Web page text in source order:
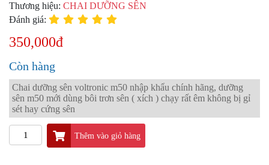
ĐỒ
CHƠI
PG1
PHỤ
KIỆN
YAMAHA
PG-
1
CẢNG
GIVI
Thương hiệu: CHAI DƯỠNG SÊN
Đánh giá:
350,000đ
Còn hàng
Chai dưỡng sên voltronic m50 nhập khẩu chính hãng, dưỡng
sên m50 mới dùng bôi trơn sên ( xích ) chạy rất êm không bị gỉ
sét hay cứng sên
Thêm vào giỏ hàng